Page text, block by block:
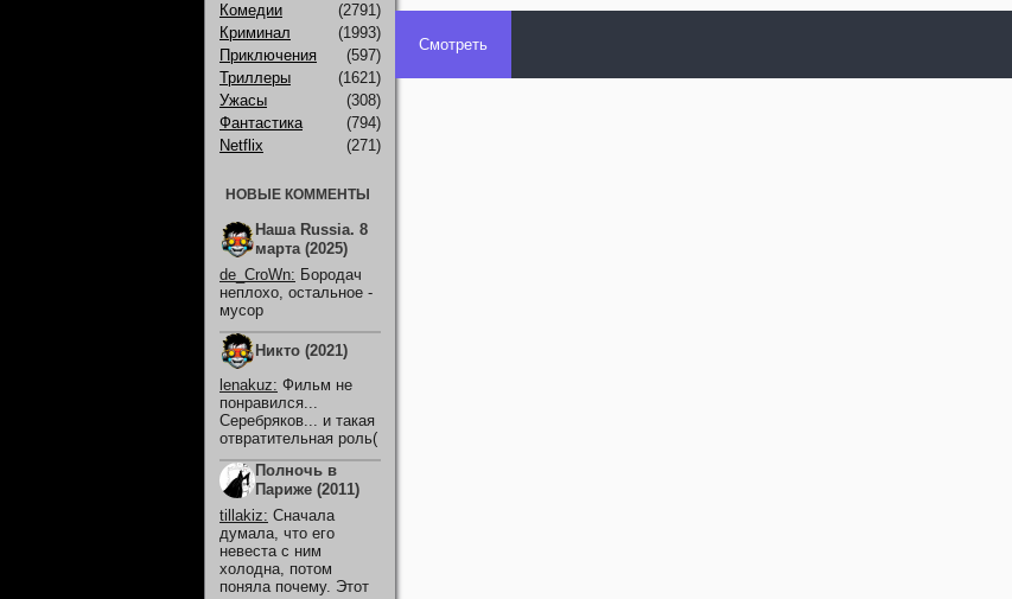
Смотреть
Комедии
(2791)
Криминал
(1993)
Приключения
(597)
Триллеры
(1621)
Ужасы
(308)
Фантастика
(794)
Netflix
(271)
НОВЫЕ КОММЕНТЫ
Наша Russia. 8
марта (2025)
de_CroWn: Бородач
неплохо, остальное -
мусор
Никто (2021)
lenakuz: Фильм не
понравился...
Серебряков... и такая
отвратительная роль(
Полночь в
Париже (2011)
tillakiz: Сначала
думала, что его
невеста с ним
холодна, потом
поняла почему. Этот